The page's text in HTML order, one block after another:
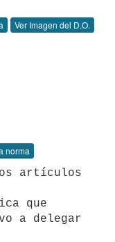
Ver Imagen del D.O.
norma
artículos
que
a delegar